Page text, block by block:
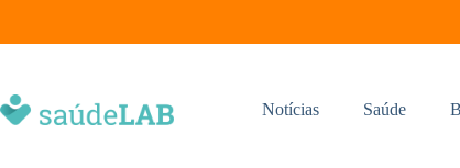
Notícias Saúde